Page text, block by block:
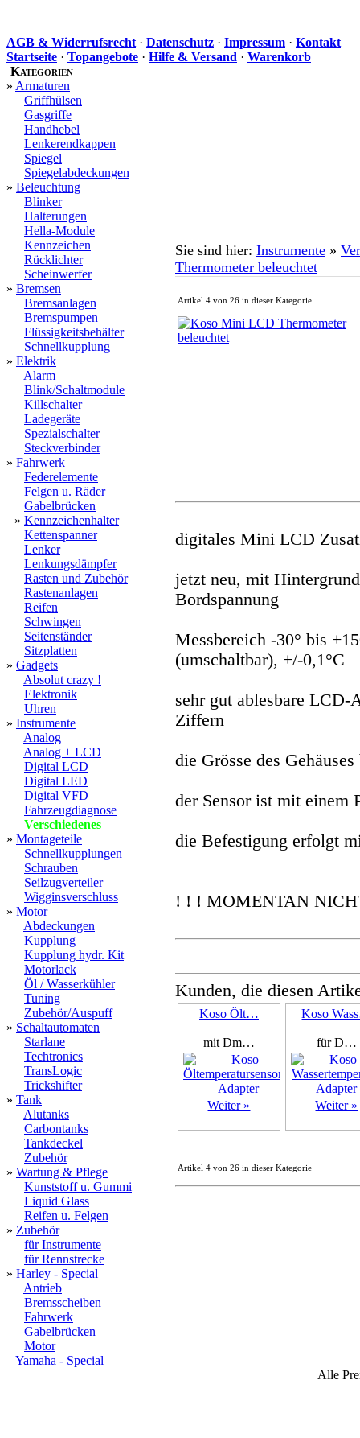
AGB & Widerrufsrecht · Datenschutz · Impressum · Kontakt
Startseite · Topangebote · Hilfe & Versand · Warenkorb
Kategorien
» Armaturen
Griffhülsen
Gasgriffe
Handhebel
Lenkerendkappen
Spiegel
Spiegelabdeckungen
» Beleuchtung
Blinker
Halterungen
Hella-Module
Kennzeichen
Rücklichter
Scheinwerfer
» Bremsen
Bremsanlagen
Bremspumpen
Flüssigkeitsbehälter
Schnellkupplung
» Elektrik
Alarm
Blink/Schaltmodule
Killschalter
Ladegeräte
Spezialschalter
Steckverbinder
» Fahrwerk
Federelemente
Felgen u. Räder
Gabelbrücken
» Kennzeichenhalter
Kettenspanner
Lenker
Lenkungsdämpfer
Rasten und Zubehör
Rastenanlagen
Reifen
Schwingen
Seitenständer
Sitzplatten
» Gadgets
Absolut crazy !
Elektronik
Uhren
» Instrumente
Analog
Analog + LCD
Digital LCD
Digital LED
Digital VFD
Fahrzeugdiagnose
Verschiedenes
» Montageteile
Schnellkupplungen
Schrauben
Seilzugverteiler
Wigginsverschluss
» Motor
Abdeckungen
Kupplung
Kupplung hydr. Kit
Motorlack
Öl / Wasserkühler
Tuning
Zubehör/Auspuff
» Schaltautomaten
Starlane
Techtronics
TransLogic
Trickshifter
» Tank
Alutanks
Carbontanks
Tankdeckel
Zubehör
» Wartung & Pflege
Kunststoff u. Gummi
Liquid Glass
Reifen u. Felgen
» Zubehör
für Instrumente
für Rennstrecke
» Harley - Special
Antrieb
Bremsscheiben
Fahrwerk
Gabelbrücken
Motor
Yamaha - Special
Sie sind hier: Instrumente »
Thermometer beleuchtet
Artikel 4 von 26 in dieser Kategorie
digitales Mini LCD
jetzt neu, mit
Bordspannung
Messbereich -30° bis
(umschaltbar), +/-0,1°C
sehr gut ablesbare LCD-
Ziffern
die Grösse des
der Sensor ist mit einem
die Befestigung erfolgt
! ! ! MOMENTAN
Kunden, die diesen
Koso Ölt…
mit Dm…
Weiter »
Koso
für D…
Weiter »
Artikel 4 von 26 in dieser Kategorie
Alle